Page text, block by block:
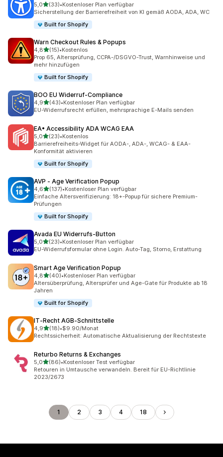
5,0von 5 Sternen
(33)
33 Rezensionen insgesamt
•Kostenloser Plan verfügbar
Sicherstellung der Barrierefreiheit von KI gemäß AODA, ADA, WC
Built for Shopify
Warn Checkout Rules & Popups
4,8von 5 Sternen
(15)
15 Rezensionen insgesamt
•Kostenlos
Prop 65, Altersprüfung, CCPA-/DSGVO-Trust, Warnhinweise und
mehr hinzufügen
Built for Shopify
BOO EU Widerruf‑Compliance
4,9von 5 Sternen
(43)
43 Rezensionen insgesamt
•Kostenloser Plan verfügbar
EU-Widerrufsrecht erfüllen, mehrsprachige E-Mails senden
EA• Accessibility ADA WCAG EAA
5,0von 5 Sternen
(23)
23 Rezensionen insgesamt
•Kostenlos
Barrierefreiheits-Widget für AODA-, ADA-, WCAG- & EAA-
Konformität aktivieren
Built for Shopify
AVP ‑ Age Verification Popup
4,6von 5 Sternen
(137)
137 Rezensionen insgesamt
•Kostenloser Plan verfügbar
Einfache Altersverifizierung: 18+-Popup für sichere Premium-
Prüfungen
Built for Shopify
Avada EU Widerrufs‑Button
5,0von 5 Sternen
(23)
23 Rezensionen insgesamt
•Kostenloser Plan verfügbar
EU-Widerrufsformular ohne Login. Auto-Tag, Storno, Erstattung
Smart Age Verification Popup
4,8von 5 Sternen
(40)
40 Rezensionen insgesamt
•Kostenloser Plan verfügbar
Altersüberprüfung, Altersprüfer und Age-Gate für Produkte ab 18
Jahren
Built for Shopify
IT‑Recht AGB‑Schnittstelle
4,9von 5 Sternen
(18)
18 Rezensionen insgesamt
•$9.90/Monat
Rechtssicherheit: Automatische Aktualisierung der Rechtstexte
Returbo Returns & Exchanges
5,0von 5 Sternen
(86)
86 Rezensionen insgesamt
•Kostenloser Test verfügbar
Retouren in Umtausche verwandeln. Bereit für EU-Richtlinie
2023/2673
1 2 3 4 18